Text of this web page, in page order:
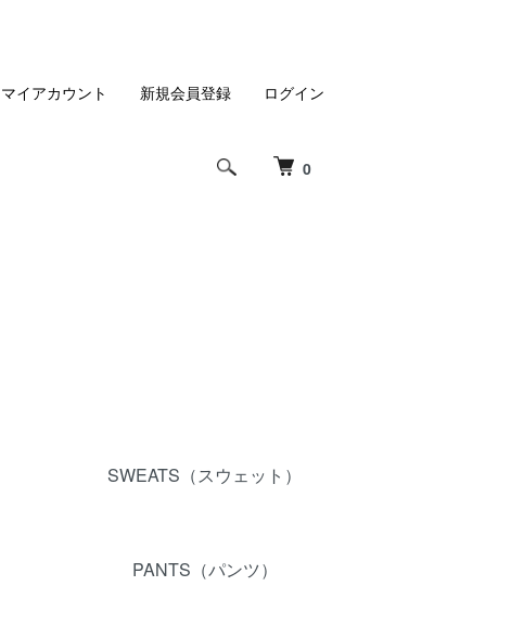
0
マイアカウント 新規会員登録 ログイン
SWEATS（スウェット）
PANTS（パンツ）